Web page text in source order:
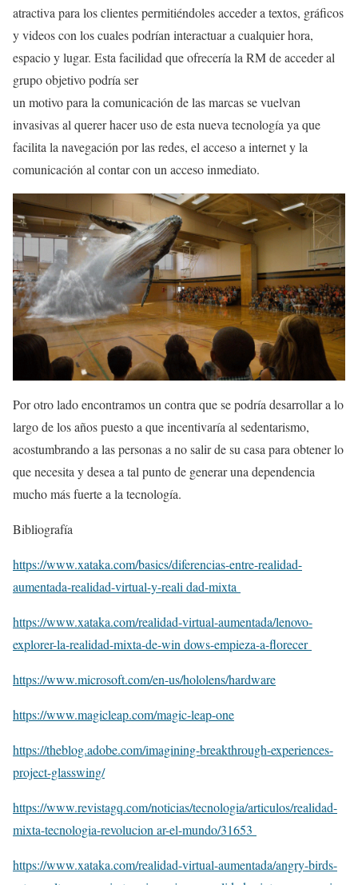
atractiva para los clientes permitiéndoles acceder a textos, gráficos
y videos con los cuales podrían interactuar a cualquier hora,
espacio y lugar. Esta facilidad que ofrecería la RM de acceder al
grupo objetivo podría ser
un motivo para la comunicación de las marcas se vuelvan
invasivas al querer hacer uso de esta nueva tecnología ya que
facilita la navegación por las redes, el acceso a internet y la
comunicación al contar con un acceso inmediato.
Por otro lado encontramos un contra que se podría desarrollar a lo
largo de los años puesto a que incentivaría al sedentarismo,
acostumbrando a las personas a no salir de su casa para obtener lo
que necesita y desea a tal punto de generar una dependencia
mucho más fuerte a la tecnología.
Bibliografía
https://www.xataka.com/basics/diferencias-entre-realidad-
aumentada-realidad-virtual-y-reali dad-mixta
https://www.xataka.com/realidad-virtual-aumentada/lenovo-
explorer-la-realidad-mixta-de-win dows-empieza-a-florecer
https://www.microsoft.com/en-us/hololens/hardware
https://www.magicleap.com/magic-leap-one
https://theblog.adobe.com/imagining-breakthrough-experiences-
project-glasswing/
https://www.revistagq.com/noticias/tecnologia/articulos/realidad-
mixta-tecnologia-revolucion ar-el-mundo/31653
https://www.xataka.com/realidad-virtual-aumentada/angry-birds-